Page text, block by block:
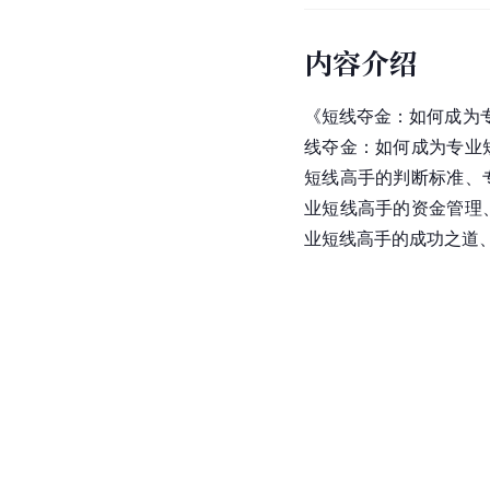
内容介绍
《短线夺金：如何成
线夺金：如何成为专业
短线高手的判断标准、
业短线高手的资金管
业短线高手的成功之道